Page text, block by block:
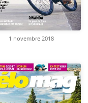
1 novembre 2018